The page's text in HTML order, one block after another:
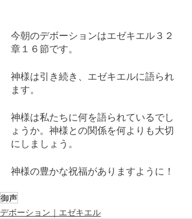
今朝のデボーションはエゼキエル３２
章１６節です。
神様は引き続き、エゼキエルに語られ
ます。
神様は私たちに何を語られているでし
ょうか。神様との関係を何よりも大切
にしましょう。
神様の豊かな祝福がありますように！
御声
デボーション｜エゼキエル